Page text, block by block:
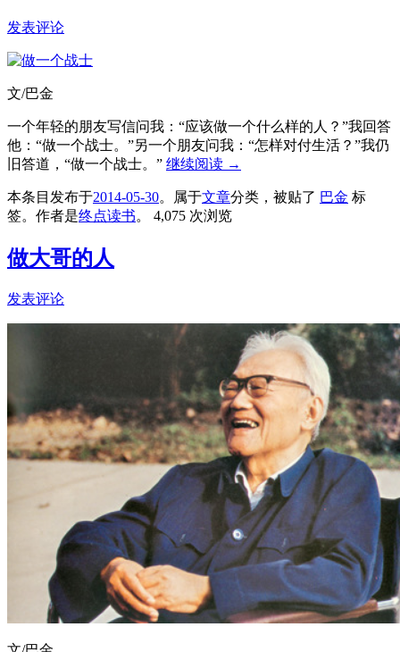
发表评论
文/巴金
一个年轻的朋友写信问我：“应该做一个什么样的人？”我回答
他：“做一个战士。”另一个朋友问我：“怎样对付生活？”我仍
旧答道，“做一个战士。” 继续阅读 →
本条目发布于2014-05-30。属于文章分类，被贴了 巴金 标
签。 作者是终点读书。 4,075 次浏览
做大哥的人
发表评论